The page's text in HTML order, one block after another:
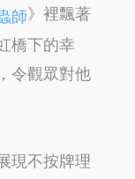
師》裡飄著
橋下的幸
令觀眾對他
現不按牌理